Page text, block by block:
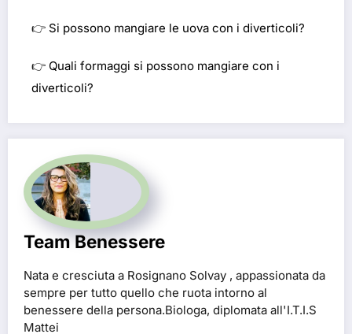
👉 Si possono mangiare le uova con i diverticoli?
👉 Quali formaggi si possono mangiare con i
diverticoli?
Team Benessere
Nata e cresciuta a Rosignano Solvay , appassionata da
sempre per tutto quello che ruota intorno al
benessere della persona.Biologa, diplomata all'I.T.I.S
Mattei